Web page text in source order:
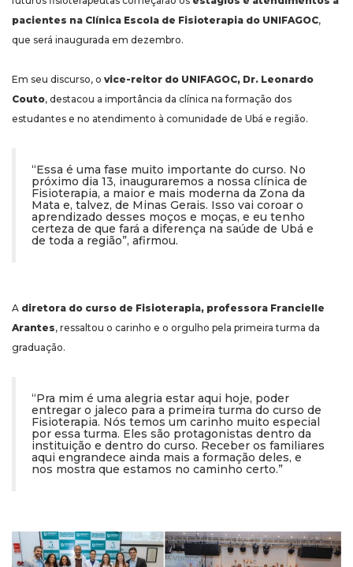
pacientes na Clínica Escola de Fisioterapia do UNIFAGOC,
que será inaugurada em dezembro.
Em seu discurso, o vice-reitor do UNIFAGOC, Dr. Leonardo
Couto, destacou a importância da clínica na formação dos
estudantes e no atendimento à comunidade de Ubá e região.
“Essa é uma fase muito importante do curso. No
próximo dia 13, inauguraremos a nossa clínica de
Fisioterapia, a maior e mais moderna da Zona da
Mata e, talvez, de Minas Gerais. Isso vai coroar o
aprendizado desses moços e moças, e eu tenho
certeza de que fará a diferença na saúde de Ubá e
de toda a região”, afirmou.
A diretora do curso de Fisioterapia, professora Francielle
Arantes, ressaltou o carinho e o orgulho pela primeira turma da
graduação.
“Pra mim é uma alegria estar aqui hoje, poder
entregar o jaleco para a primeira turma do curso de
Fisioterapia. Nós temos um carinho muito especial
por essa turma. Eles são protagonistas dentro da
instituição e dentro do curso. Receber os familiares
aqui engrandece ainda mais a formação deles, e
nos mostra que estamos no caminho certo.”